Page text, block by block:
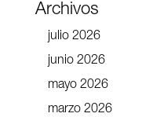
Archivos
julio 2026
junio 2026
mayo 2026
marzo 2026